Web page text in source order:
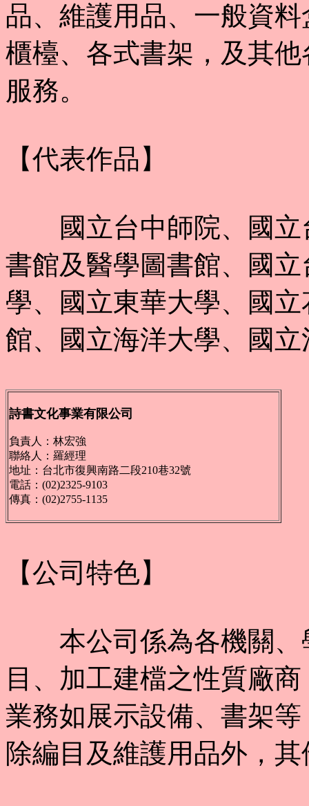
品、維護用品、一般資
櫃檯、各式書架，及其
服務。
【代表作品】
國立台中師院、國立
書館及醫學圖書館、國
學、國立東華大學、國
館、國立海洋大學、國
詩書文化事業有限公司
負責人：林宏強
聯絡人：羅經理
地址：台北市復興南路二段210巷32號
電話：(02)2325-9103
傳真：(02)2755-1135
【公司特色】
本公司係為各機關、
目、加工建檔之性質廠
業務如展示設備、書架
除編目及維護用品外，